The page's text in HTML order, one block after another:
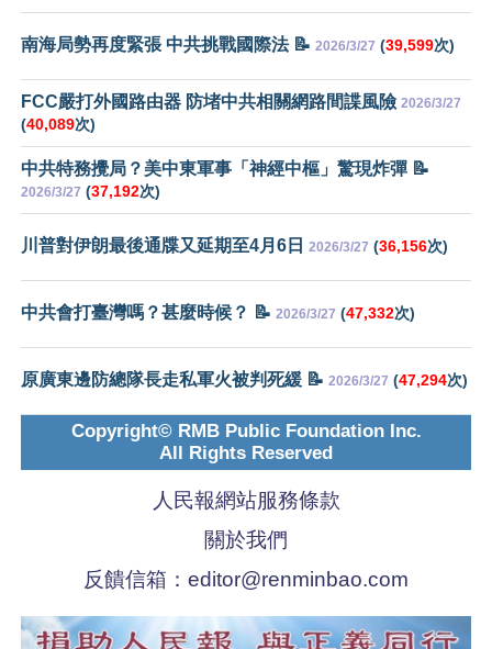
南海局勢再度緊張 中共挑戰國際法 📝 2026/3/27 (39,599次)
FCC嚴打外國路由器 防堵中共相關網路間諜風險 2026/3/27
(40,089次)
中共特務攪局？美中東軍事「神經中樞」驚現炸彈 📝
2026/3/27 (37,192次)
川普對伊朗最後通牒又延期至4月6日 2026/3/27 (36,156次)
中共會打臺灣嗎？甚麼時候？ 📝 2026/3/27 (47,332次)
原廣東邊防總隊長走私軍火被判死緩 📝 2026/3/27 (47,294次)
Copyright© RMB Public Foundation Inc.
All Rights Reserved
人民報網站服務條款
關於我們
反饋信箱： editor@renminbao.com